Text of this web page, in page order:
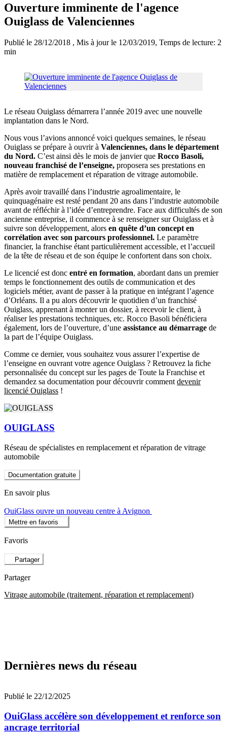
Ouverture imminente de l'agence
Ouiglass de Valenciennes
Publié le 28/12/2018 , Mis à jour le 12/03/2019, Temps de lecture: 2
min
Le réseau Ouiglass démarrera l’année 2019 avec une nouvelle
implantation dans le Nord.
Nous vous l’avions annoncé voici quelques semaines, le réseau
Ouiglass se prépare à ouvrir à Valenciennes, dans le département
du Nord. C’est ainsi dès le mois de janvier que Rocco Basoli,
nouveau franchisé de l’enseigne, proposera ses prestations en
matière de remplacement et réparation de vitrage automobile.
Après avoir travaillé dans l’industrie agroalimentaire, le
quinquagénaire est resté pendant 20 ans dans l’industrie automobile
avant de réfléchir à l’idée d’entreprendre. Face aux difficultés de son
ancienne entreprise, il commence à se renseigner sur Ouiglass et à
suivre son développement, alors en quête d’un concept en
corrélation avec son parcours professionnel. Le paramètre
financier, la franchise étant particulièrement accessible, et l’accueil
de la tête de réseau et de son équipe le confortent dans son choix.
Le licencié est donc entré en formation, abordant dans un premier
temps le fonctionnement des outils de communication et des
logiciels métier, avant de passer à la pratique en intégrant l’agence
d’Orléans. Il a pu alors découvrir le quotidien d’un franchisé
Ouiglass, apprenant à monter un dossier, à recevoir le client, à
réaliser les prestations techniques, etc. Rocco Basoli bénéficiera
également, lors de l’ouverture, d’une assistance au démarrage de
la part de l’équipe Ouiglass.
Comme ce dernier, vous souhaitez vous assurer l’expertise de
l’enseigne en ouvrant votre agence Ouiglass ? Retrouvez la fiche
personnalisée du concept sur les pages de Toute la Franchise et
demandez sa documentation pour découvrir commentdevenir
licencié Ouiglass !
OUIGLASS
Réseau de spécialistes en remplacement et réparation de vitrage
automobile
Documentation gratuite
En savoir plus
OuiGlass ouvre un nouveau centre à Avignon
Mettre en favoris
Favoris
Partager
Partager
Vitrage automobile (traitement, réparation et remplacement)
Dernières news du réseau
Publié le 22/12/2025
OuiGlass accélère son développement et renforce son
ancrage territorial